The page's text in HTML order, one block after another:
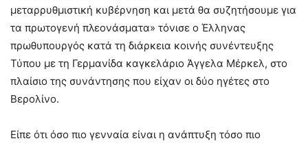
μεταρρυθμιστική κυβέρνηση και μετά θα συζητήσουμε για
τα πρωτογενή πλεονάσματα» τόνισε ο Έλληνας
πρωθυπουργός κατά τη διάρκεια κοινής συνέντευξης
Τύπου με τη Γερμανίδα καγκελάριο Άγγελα Μέρκελ, στο
πλαίσιο της συνάντησης που είχαν οι δύο ηγέτες στο
Βερολίνο.
Είπε ότι όσο πιο γενναία είναι η ανάπτυξη τόσο πιο